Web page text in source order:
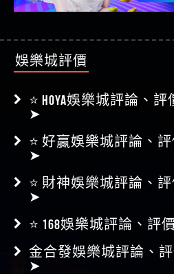
娛樂城評價
⭐ HOYA娛樂城評論、
➤
⭐ 好贏娛樂城評論、
➤
⭐ 財神娛樂城評論、
➤
⭐ 168娛樂城評論、評
金合發娛樂城評論、
➤